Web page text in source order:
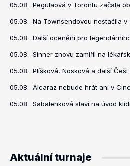
05.08. Pegulaová v Torontu začala
05.08. Na Townsendovou nestačila v
05.08. Další ocenění pro
05.08. Sinner znovu zamířil na
05.08. Plíšková, Nosková a další
05.08. Alcaraz nebude hrát ani v
05.08. Sabalenková slaví na úvod
Aktuální turnaje